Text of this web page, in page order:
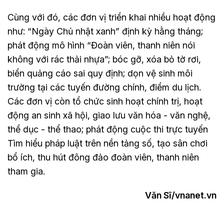
Cùng với đó, các đơn vị triển khai nhiều hoạt động
như: “Ngày Chủ nhật xanh” định kỳ hằng tháng;
phát động mô hình “Đoàn viên, thanh niên nói
không với rác thải nhựa”; bóc gỡ, xóa bỏ tờ rơi,
biển quảng cáo sai quy định; dọn vệ sinh môi
trường tại các tuyến đường chính, điểm du lịch.
Các đơn vị còn tổ chức sinh hoạt chính trị, hoạt
động an sinh xã hội, giao lưu văn hóa - văn nghệ,
thể dục - thể thao; phát động cuộc thi trực tuyến
Tìm hiểu pháp luật trên nền tảng số, tạo sân chơi
bổ ích, thu hút đông đảo đoàn viên, thanh niên
tham gia.
Văn Sĩ/vnanet.vn